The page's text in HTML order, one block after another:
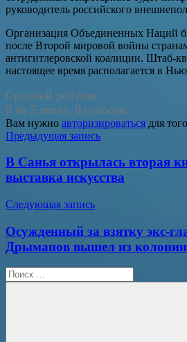
руководитель российского
Организация Объединенных Наций
после Второй мировой войны
антигитлеровской коалиции. Штаб-
настоящее время располагается в
Средний рейтинг
0 из 5 звезд. 0 голосов.
Вам нужно авторизироваться для
Навигация
по
записям
Предыдущая запись
В Санья открылась вторая
выставка искусства
Следующая запись
Осужденный за взятку экс-
Дрыманов вышел из колонии
Поиск
для: